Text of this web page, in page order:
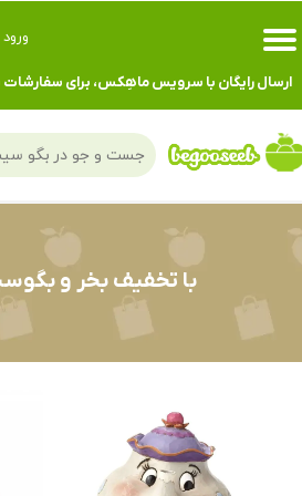
ورود
حساب کاربری من
تغییر گذر واژه
سفارشات
خروج از حساب کاربری
ارسال رایگان با سرویس ماهِکس، برای سفارشات بیش تر از ۲۵
با تخفیف بخر و